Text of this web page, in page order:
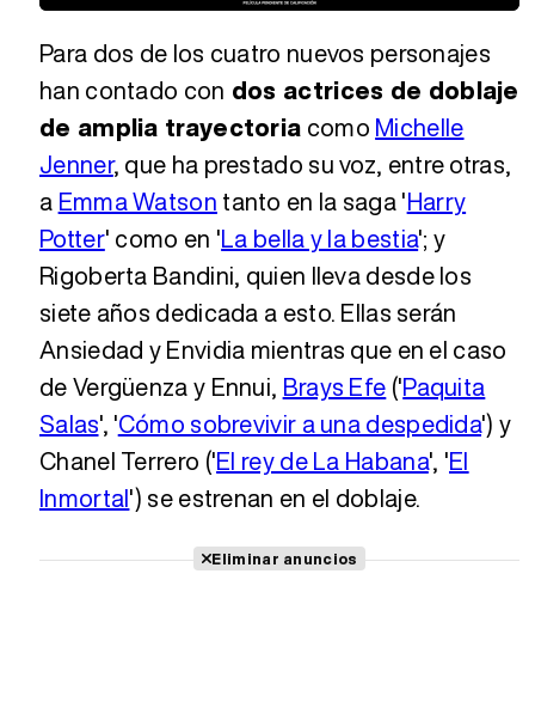
78.84%
Para dos de los cuatro nuevos personajes
han contado con dos actrices de doblaje
de amplia trayectoria como Michelle
Jenner, que ha prestado su voz, entre otras,
a Emma Watson tanto en la saga 'Harry
Potter' como en 'La bella y la bestia'; y
Rigoberta Bandini, quien lleva desde los
siete años dedicada a esto. Ellas serán
Ansiedad y Envidia mientras que en el caso
de Vergüenza y Ennui, Brays Efe ('Paquita
Salas', 'Cómo sobrevivir a una despedida') y
Chanel Terrero ('El rey de La Habana', 'El
Inmortal') se estrenan en el doblaje.
Eliminar anuncios